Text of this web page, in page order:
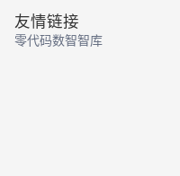
友情链接
零代码数智智库